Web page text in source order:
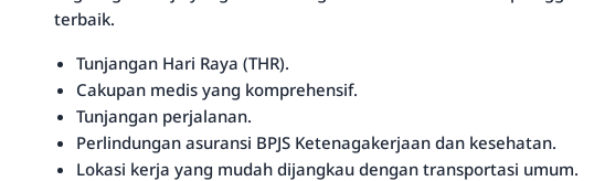
terbaik.
Tunjangan Hari Raya (THR).
Cakupan medis yang komprehensif.
Tunjangan perjalanan.
Perlindungan asuransi BPJS Ketenagakerjaan dan kesehatan.
Lokasi kerja yang mudah dijangkau dengan transportasi umum.